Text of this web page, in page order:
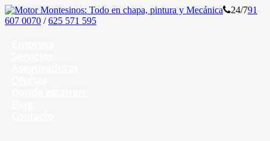
24/791
607 0070 /625 571 595